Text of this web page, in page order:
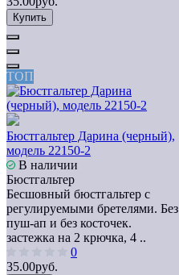
Купить
ТОП
Бюстгальтер Дарина (черный),
модель 22150-2
В наличии
Бюстгальтер
Бесшовный бюстгальтер с
регулируемыми бретелями. Без
пуш-ап и без косточек.
застежка на 2 крючка, 4 ..
0
35.00руб.